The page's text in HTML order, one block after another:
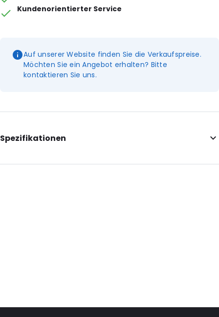
Kundenorientierter Service
Auf unserer Website finden Sie die Verkaufspreise.
Möchten Sie ein Angebot erhalten? Bitte
kontaktieren Sie uns.
Spezifikationen
External Length: 120